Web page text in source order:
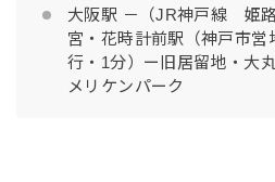
大阪駅 －（JR神戸線 姫
宮・花時計前駅（神戸市
行・1分）ー旧居留地・大
メリケンパーク